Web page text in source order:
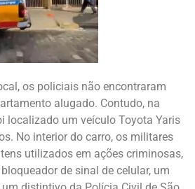
os policiais não encontraram
alugado. Contudo, na
localizado um veículo Toyota Yaris
No interior do carro, os militares
utilizados em ações criminosas,
de sinal de celular, um